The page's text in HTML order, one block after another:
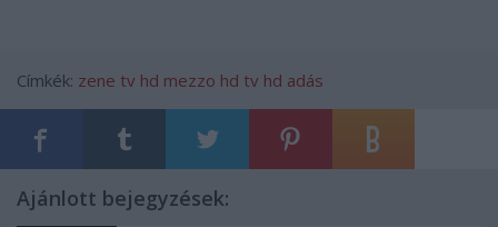
Címkék: zene tv hd mezzo hd tv hd adás
Ajánlott bejegyzések: